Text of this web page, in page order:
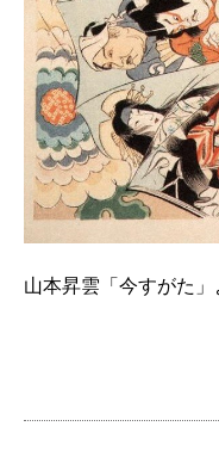
山本昇雲「今すがた」